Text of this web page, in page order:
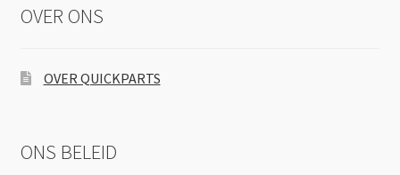
OVER ONS
OVER QUICKPARTS
ONS BELEID